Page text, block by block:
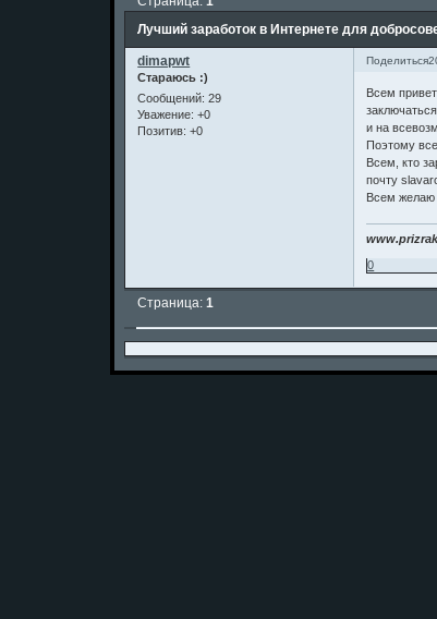
Лучший заработок в Интернете для
Поделиться
dimapwt
Стараюсь :)
Сообщений: 29
Уважение: +0
Позитив: +0
Всем
и на
Поэтому
Всем, кто
почту
Всем желаю
0
Страница:1